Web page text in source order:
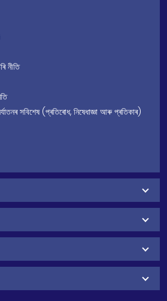
নীতি
সবিশেষ (প্ৰতিৰোধ, নিষেধাজ্ঞা আৰু প্ৰতিকাৰ)